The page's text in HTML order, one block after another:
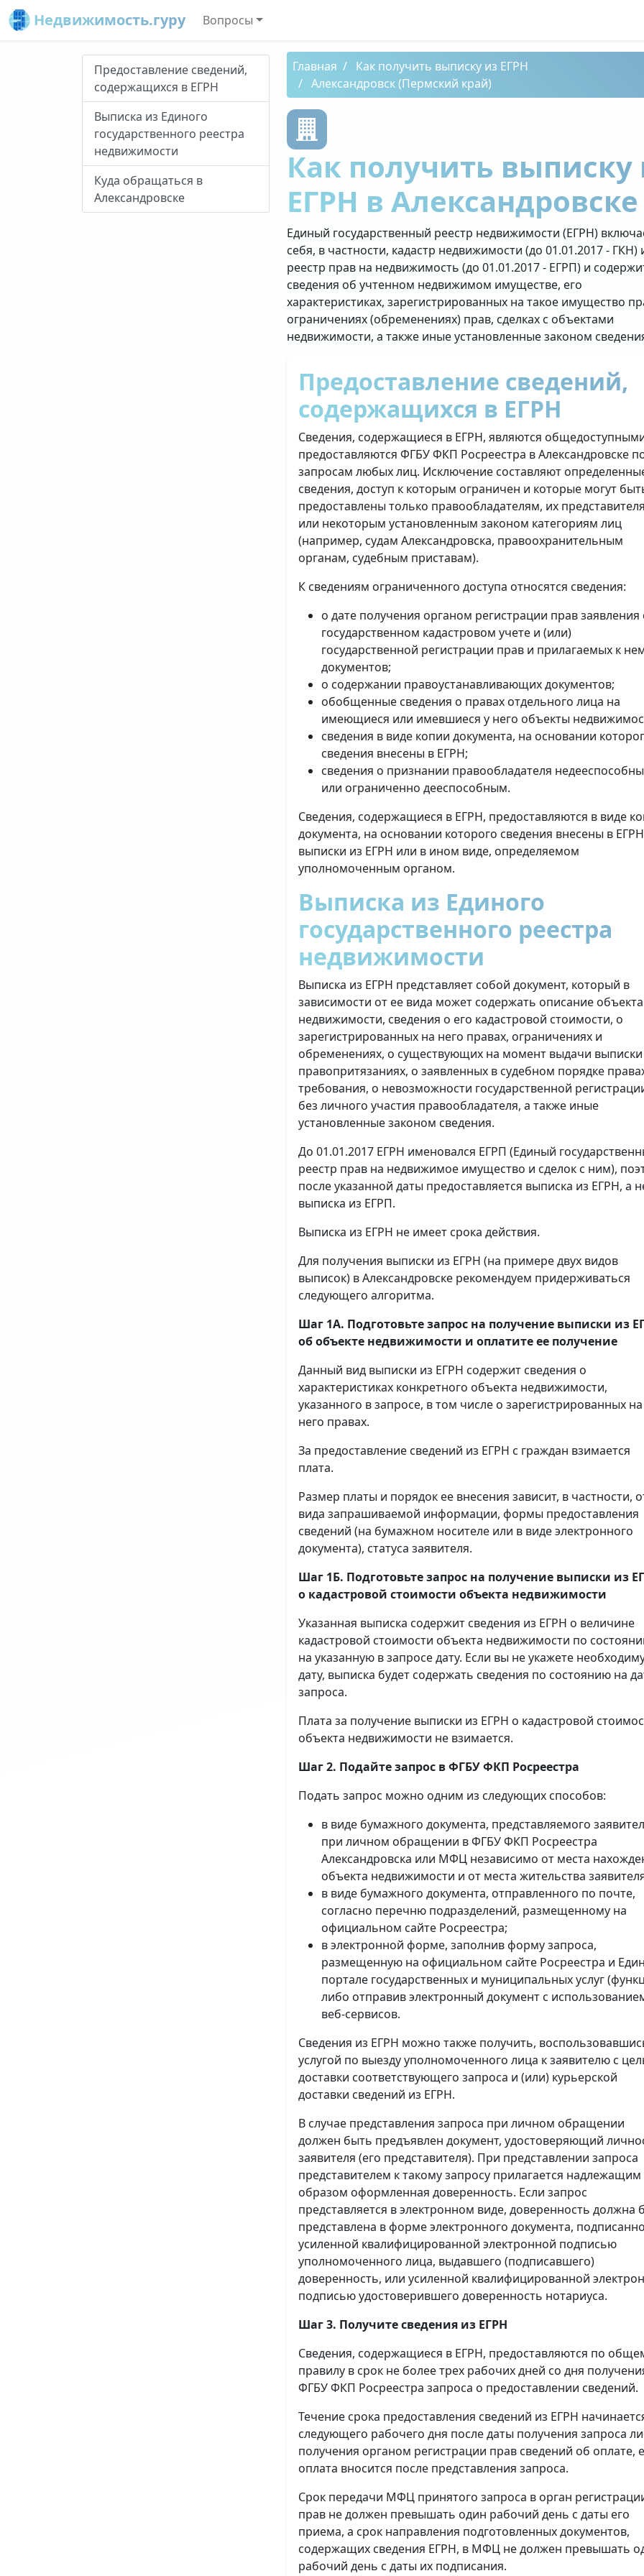
Недвижимость.гуру Вопросы
Предоставление сведений,
содержащихся в ЕГРН
Выписка из Единого
государственного реестра
недвижимости
Куда обращаться в
Александровске
Главная
Как получить выписку из ЕГРН
Александровск (Пермский край)
Как получить выписку
ЕГРН в Александровске
Единый государственный реестр недвижимости (ЕГРН)
себя, в частности, кадастр недвижимости (до 01.01.2017 - ГКН)
реестр прав на недвижимость (до 01.01.2017 - ЕГРП) и
сведения об учтенном недвижимом имуществе, его
характеристиках, зарегистрированных на такое имущество
ограничениях (обременениях) прав, сделках с объектами
недвижимости, а также иные установленные законом
Предоставление сведений,
содержащихся в ЕГРН
Сведения, содержащиеся в ЕГРН, являются
предоставляются ФГБУ ФКП Росреестра в Александровске
запросам любых лиц. Исключение составляют
сведения, доступ к которым ограничен и которые могут
предоставлены только правообладателям, их
или некоторым установленным законом категориям лиц
(например, судам Александровска, правоохранительным
органам, судебным приставам).
К сведениям ограниченного доступа относятся сведения:
о дате получения органом регистрации прав заявления
государственном кадастровом учете и (или)
государственной регистрации прав и прилагаемых к
документов;
о содержании правоустанавливающих документов;
обобщенные сведения о правах отдельного лица на
имеющиеся или имевшиеся у него объекты
сведения в виде копии документа, на основании
сведения внесены в ЕГРН;
сведения о признании правообладателя
или ограниченно дееспособным.
Сведения, содержащиеся в ЕГРН, предоставляются в виде
документа, на основании которого сведения внесены в
выписки из ЕГРН или в ином виде, определяемом
уполномоченным органом.
Выписка из Единого
государственного реестра
недвижимости
Выписка из ЕГРН представляет собой документ, который в
зависимости от ее вида может содержать описание объекта
недвижимости, сведения о его кадастровой стоимости, о
зарегистрированных на него правах, ограничениях и
обременениях, о существующих на момент выдачи выписки
правопритязаниях, о заявленных в судебном порядке
требования, о невозможности государственной
без личного участия правообладателя, а также иные
установленные законом сведения.
До 01.01.2017 ЕГРН именовался ЕГРП (Единый
реестр прав на недвижимое имущество и сделок с ним),
после указанной даты предоставляется выписка из ЕГРН, а
выписка из ЕГРП.
Выписка из ЕГРН не имеет срока действия.
Для получения выписки из ЕГРН (на примере двух видов
выписок) в Александровске рекомендуем придерживаться
следующего алгоритма.
Шаг 1А. Подготовьте запрос на получение выписки из
об объекте недвижимости и оплатите ее получение
Данный вид выписки из ЕГРН содержит сведения о
характеристиках конкретного объекта недвижимости,
указанного в запросе, в том числе о зарегистрированных на
него правах.
За предоставление сведений из ЕГРН с граждан взимается
плата.
Размер платы и порядок ее внесения зависит, в частности,
вида запрашиваемой информации, формы предоставления
сведений (на бумажном носителе или в виде электронного
документа), статуса заявителя.
Шаг 1Б. Подготовьте запрос на получение выписки из
о кадастровой стоимости объекта недвижимости
Указанная выписка содержит сведения из ЕГРН о величине
кадастровой стоимости объекта недвижимости по
на указанную в запросе дату. Если вы не укажете
дату, выписка будет содержать сведения по состоянию на
запроса.
Плата за получение выписки из ЕГРН о кадастровой
объекта недвижимости не взимается.
Шаг 2. Подайте запрос в ФГБУ ФКП Росреестра
Подать запрос можно одним из следующих способов:
в виде бумажного документа, представляемого
при личном обращении в ФГБУ ФКП Росреестра
Александровска или МФЦ независимо от места
объекта недвижимости и от места жительства
в виде бумажного документа, отправленного по почте,
согласно перечню подразделений, размещенному на
официальном сайте Росреестра;
в электронной форме, заполнив форму запроса,
размещенную на официальном сайте Росреестра и
портале государственных и муниципальных услуг
либо отправив электронный документ с
веб-сервисов.
Сведения из ЕГРН можно также получить,
услугой по выезду уполномоченного лица к заявителю с
доставки соответствующего запроса и (или) курьерской
доставки сведений из ЕГРН.
В случае представления запроса при личном обращении
должен быть предъявлен документ, удостоверяющий
заявителя (его представителя). При представлении запроса
представителем к такому запросу прилагается надлежащим
образом оформленная доверенность. Если запрос
представляется в электронном виде, доверенность должна
представлена в форме электронного документа,
усиленной квалифицированной электронной подписью
уполномоченного лица, выдавшего (подписавшего)
доверенность, или усиленной квалифицированной
подписью удостоверившего доверенность нотариуса.
Шаг 3. Получите сведения из ЕГРН
Сведения, содержащиеся в ЕГРН, предоставляются по
правилу в срок не более трех рабочих дней со дня
ФГБУ ФКП Росреестра запроса о предоставлении сведений.
Течение срока предоставления сведений из ЕГРН
следующего рабочего дня после даты получения запроса
получения органом регистрации прав сведений об оплате,
оплата вносится после представления запроса.
Срок передачи МФЦ принятого запроса в орган
прав не должен превышать один рабочий день с даты его
приема, а срок направления подготовленных документов,
содержащих сведения ЕГРН, в МФЦ не должен превышать
рабочий день с даты их подписания.